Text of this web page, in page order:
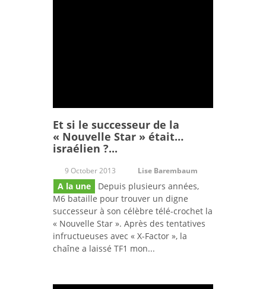
Et si le successeur de la
« Nouvelle Star » était…
israélien ?...
9 October 2013 Lise Barembaum
A la une
Depuis plusieurs années,
M6 bataille pour trouver un digne
successeur à son célèbre télé-crochet la
« Nouvelle Star ». Après des tentatives
infructueuses avec « X-Factor », la
chaîne a laissé TF1 mon...